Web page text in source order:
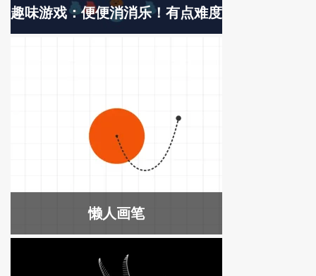
趣味游戏：便便消消乐！有点难度
懒人画笔